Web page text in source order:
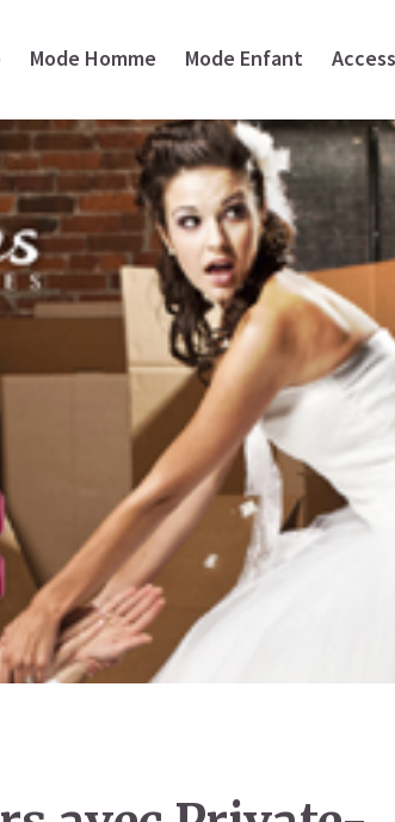
Mode Homme Mode Enfant